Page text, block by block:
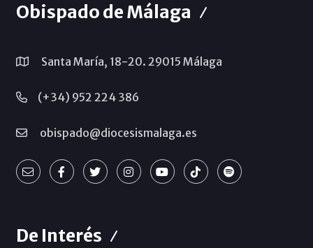
Obispado de Málaga
Santa María, 18-20. 29015 Málaga
(+34) 952 224 386
obispado@diocesismalaga.es
De Interés